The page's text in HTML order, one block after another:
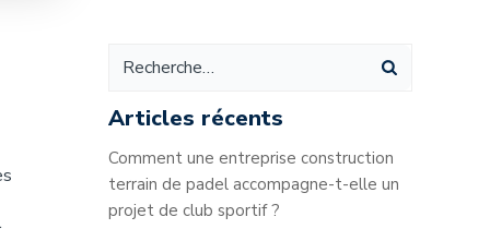
Articles récents
Comment une entreprise construction
terrain de padel accompagne-t-elle un
projet de club sportif ?